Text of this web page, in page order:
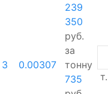
3 0.00307
239
350
руб.
за
тонну
735
т.